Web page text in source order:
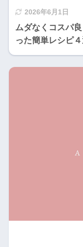
2026年6月1日
ムダなくコスパ
った簡単レシピ